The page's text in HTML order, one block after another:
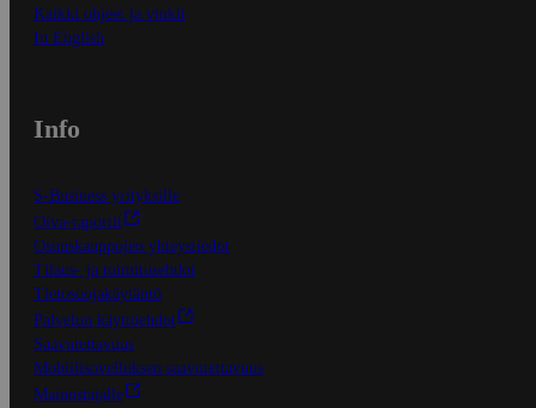
Kaikki ohjeet ja vinkit
In English
Info
S-Business yrityksille
Oiva-raportit
Osuuskauppojen yhteystiedot
Tilaus- ja toimitusehdot
Tietosuojakäytäntö
Palvelun käyttöehdot
Saavutettavuus
Mobiilisovelluksen saavutettavuus
Mainostajalle